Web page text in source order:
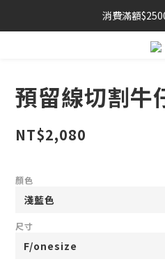
消費滿額
預留線切割牛
NT$2,080
顏色
尺寸